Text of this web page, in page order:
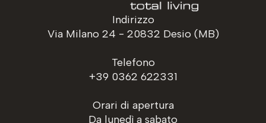
Indirizzo
Via Milano 24 - 20832 Desio (MB)
Telefono
+39 0362 622331
Orari di apertura
Da lunedì a sabato